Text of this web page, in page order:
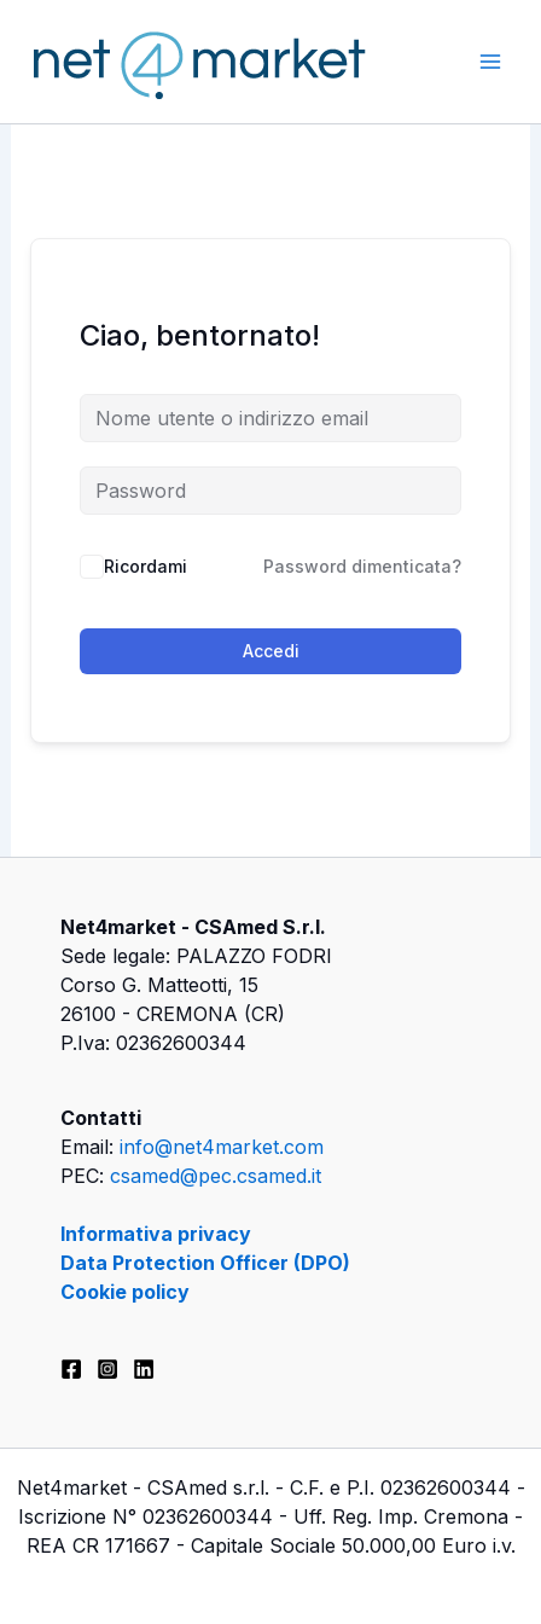
contenuto
Ciao, bentornato!
Ricordami Password dimenticata?
Accedi
Net4market - CSAmed S.r.l.
Sede legale: PALAZZO FODRI
Corso G. Matteotti, 15
26100 - CREMONA (CR)
P.Iva: 02362600344
Contatti
Email: info@net4market.com
PEC: csamed@pec.csamed.it
Informativa privacy
Data Protection Officer (DPO)
Cookie policy
Net4market - CSAmed s.r.l. - C.F. e P.I. 02362600344 -
Iscrizione N° 02362600344 - Uff. Reg. Imp. Cremona -
REA CR 171667 - Capitale Sociale 50.000,00 Euro i.v.